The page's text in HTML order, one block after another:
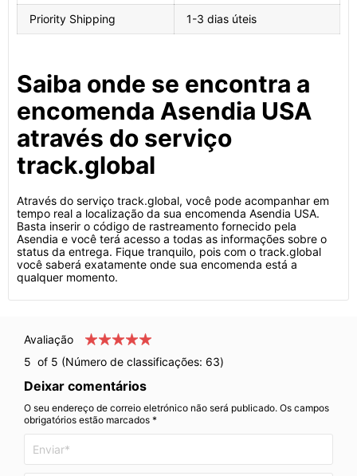
Priority Shipping 1-3 dias úteis
Saiba onde se encontra a
encomenda Asendia USA
através do serviço
track.global
Através do serviço track.global, você pode acompanhar em
tempo real a localização da sua encomenda Asendia USA.
Basta inserir o código de rastreamento fornecido pela
Asendia e você terá acesso a todas as informações sobre o
status da entrega. Fique tranquilo, pois com o track.global
você saberá exatamente onde sua encomenda está a
qualquer momento.
Avaliação
5 of 5 (Número de classificações: 63)
Deixar comentários
O seu endereço de correio eletrónico não será publicado. Os campos
obrigatórios estão marcados *